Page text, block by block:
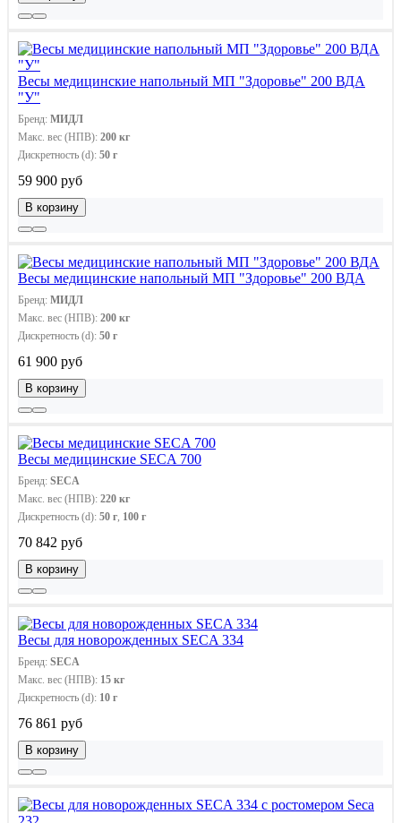
Весы медицинские напольный МП "Здоровье" 200 ВДА
"У"
Бренд: МИДЛ
Макс. вес (НПВ): 200 кг
Дискретность (d): 50 г
59 900 руб
В корзину
Весы медицинские напольный МП "Здоровье" 200 ВДА
Бренд: МИДЛ
Макс. вес (НПВ): 200 кг
Дискретность (d): 50 г
61 900 руб
В корзину
Весы медицинские SECA 700
Бренд: SECA
Макс. вес (НПВ): 220 кг
Дискретность (d): 50 г, 100 г
70 842 руб
В корзину
Весы для новорожденных SECA 334
Бренд: SECA
Макс. вес (НПВ): 15 кг
Дискретность (d): 10 г
76 861 руб
В корзину